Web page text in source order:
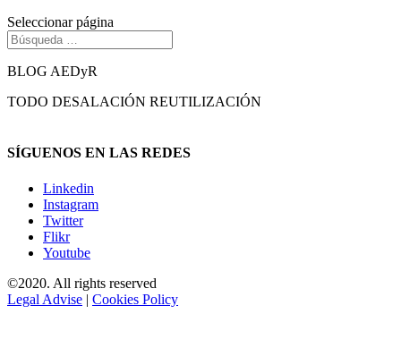
Seleccionar página
BLOG AEDyR
TODO DESALACIÓN REUTILIZACIÓN
SÍGUENOS EN LAS REDES
Linkedin
Instagram
Twitter
Flikr
Youtube
©2020. All rights reserved
Legal Advise | Cookies Policy